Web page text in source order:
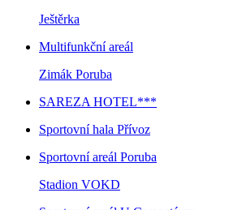
Ještěrka
Multifunkční areál
Zimák Poruba
SAREZA HOTEL***
Sportovní hala Přívoz
Sportovní areál Poruba
Stadion VOKD